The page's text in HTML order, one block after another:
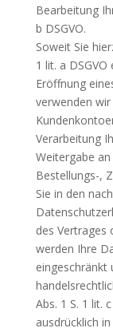
Bearbeitung
b DSGVO.
Soweit Sie
1 lit. a
Eröffnung
verwenden
Verarbeitung
Weitergabe
Bestellungs-,
Sie in den
des Vertrages
werden Ihre
eingeschränkt
Abs. 1 S. 1 lit.
ausdrücklich